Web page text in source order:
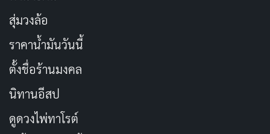
ตัวอย่างง่ายๆ คือ หากคุณใช้แอปสั่งอาหาร คุณจะเห็น
ข้อมูลร้านอาหาร เมนู รวมถึงจุดแสดงบนแผนที่ แอปสั่ง
อาหารจะดึงข้อมูลแผนที่ผ่าน API ของผู้ให้บริการแผนที่
และดึงข้อมูลร้านอาหารจากฐานข้อมูลของแอปเดลิเวอรี
เอง เมื่อคุณกดสั่งอาหาร แอปจะส่งคำสั่ง (Request) ไปยัง
เดอร์สำเร็จหรือไม่ (Response)
สุ่มวงล้อ
ราคาน้ำมันวันนี้
ตั้งชื่อร้านมงคล
นิทานอีสป
ดูดวงไพ่ทาโรต์